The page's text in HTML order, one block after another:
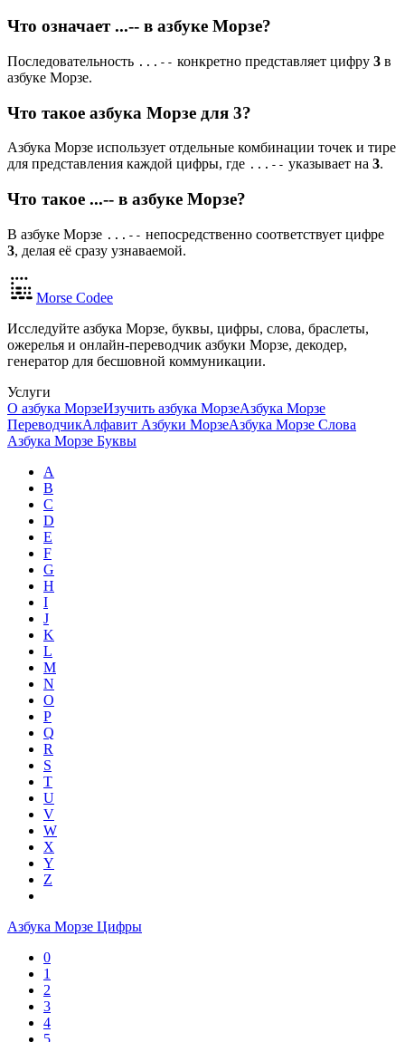
Что означает ...-- в азбуке Морзе?
Последовательность ...-- конкретно представляет цифру 3 в
азбуке Морзе.
Что такое азбука Морзе для 3?
Азбука Морзе использует отдельные комбинации точек и тире
для представления каждой цифры, где ...-- указывает на 3.
Что такое ...-- в азбуке Морзе?
В азбуке Морзе ...-- непосредственно соответствует цифре
3, делая её сразу узнаваемой.
Morse Codee
Исследуйте азбука Морзе, буквы, цифры, слова, браслеты,
ожерелья и онлайн-переводчик азбуки Морзе, декодер,
генератор для бесшовной коммуникации.
Услуги
О азбука МорзеИзучить азбука МорзеАзбука Морзе
ПереводчикАлфавит Азбуки МорзеАзбука Морзе Слова
Азбука Морзе Буквы
A
B
C
D
E
F
G
H
I
J
K
L
M
N
O
P
Q
R
S
T
U
V
W
X
Y
Z
Азбука Морзе Цифры
0
1
2
3
4
5